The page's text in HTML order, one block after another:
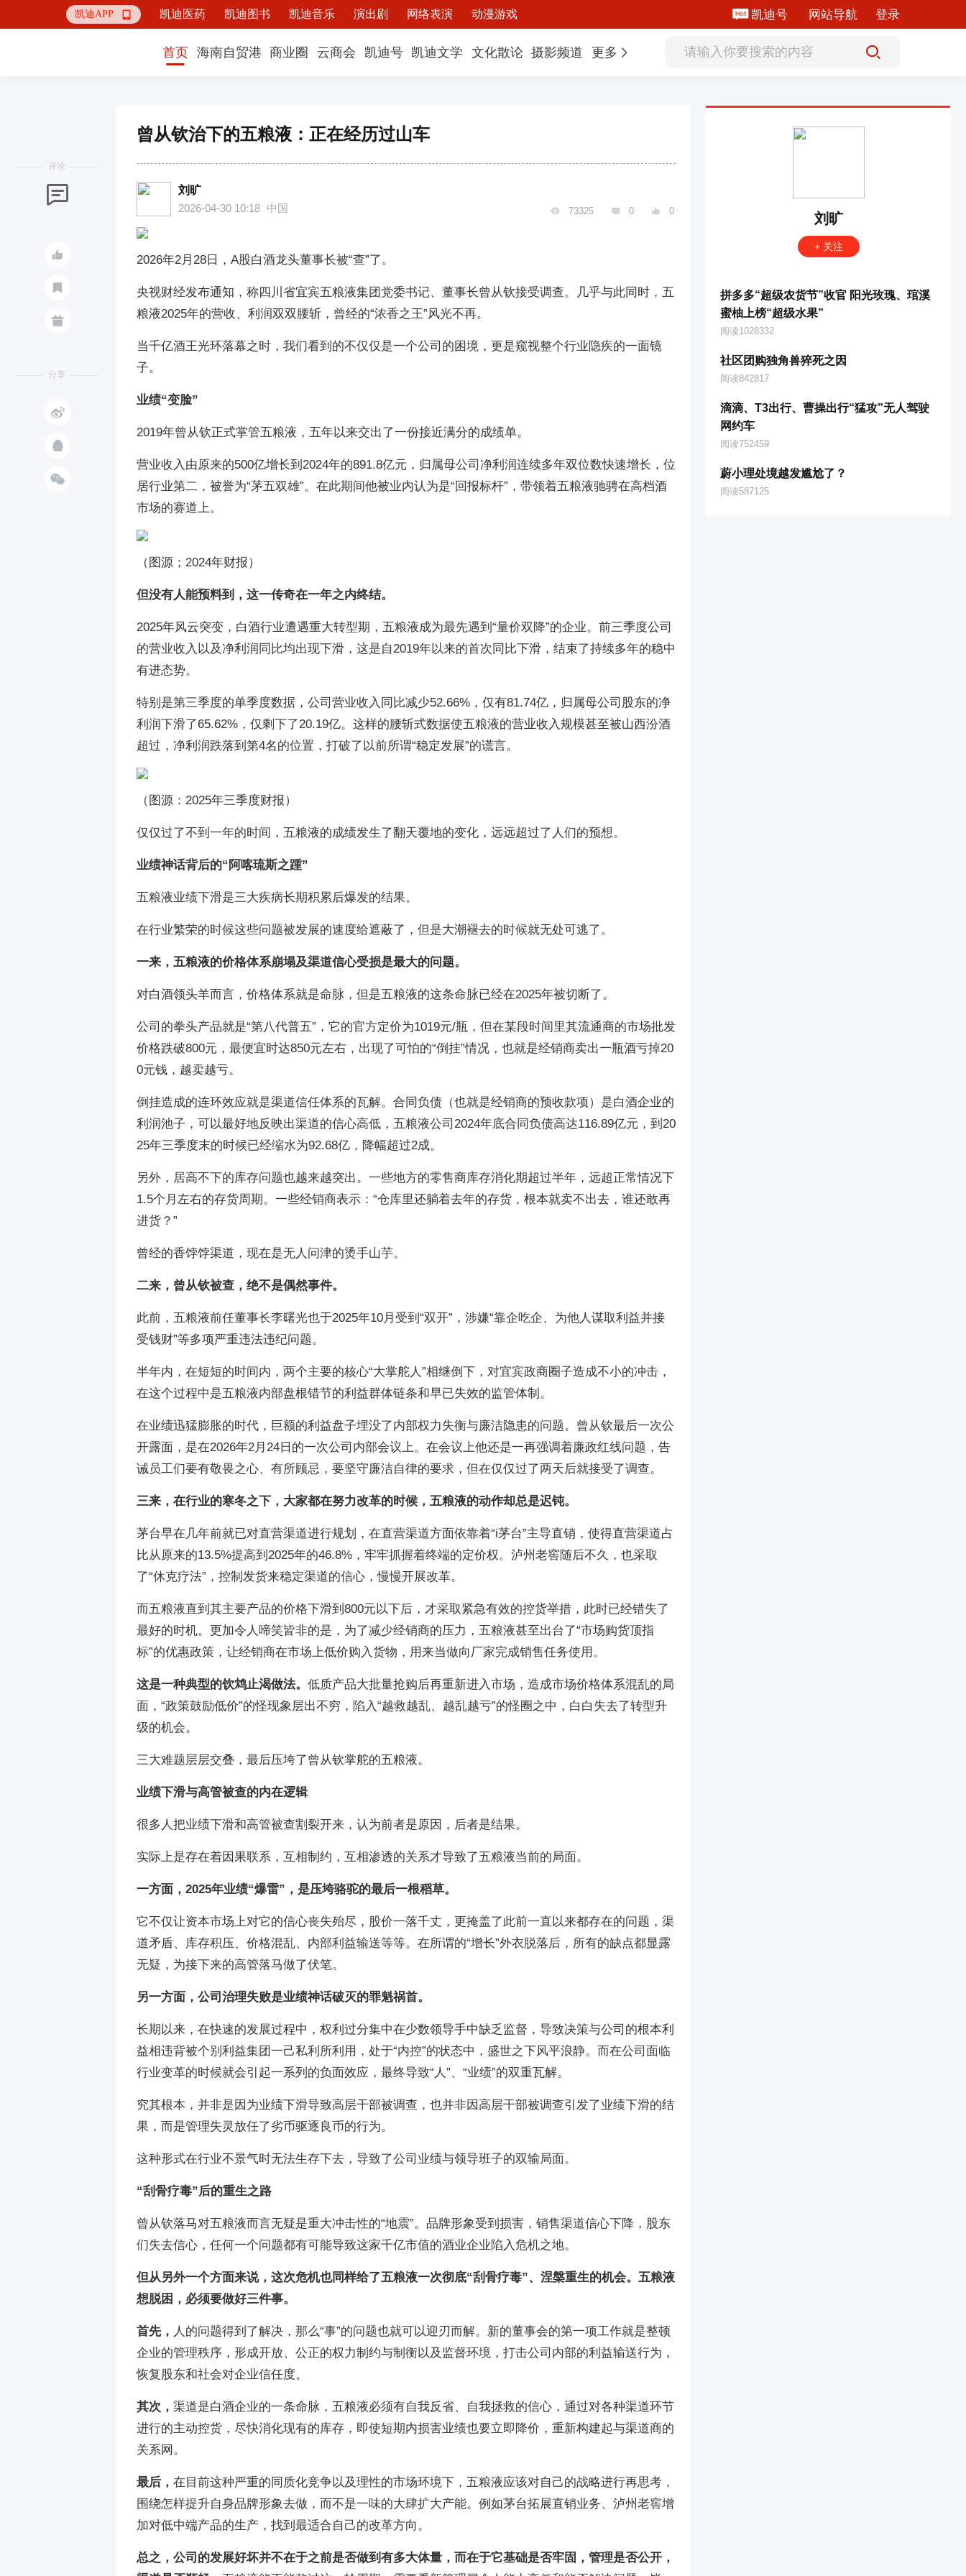
凯迪APP  凯迪医药 凯迪图书 凯迪音乐 演出剧 网络表演 动漫游戏 凯迪号 网站导航 登录
首页 海南自贸港 商业圈 云商会 凯迪号 凯迪文学 文化散论 摄影频道 更多
评论



分享



曾从钦治下的五粮液：正在经历过山车
刘旷
2026-04-30 10:18 中国  73325  0  0
2026年2月28日，A股白酒龙头董事长被“查”了。
央视财经发布通知，称四川省宜宾五粮液集团党委书记、董事长曾从钦接受调查。几乎与此同时，五
粮液2025年的营收、利润双双腰斩，曾经的“浓香之王”风光不再。
当千亿酒王光环落幕之时，我们看到的不仅仅是一个公司的困境，更是窥视整个行业隐疾的一面镜
子。
业绩“变脸”
2019年曾从钦正式掌管五粮液，五年以来交出了一份接近满分的成绩单。
营业收入由原来的500亿增长到2024年的891.8亿元，归属母公司净利润连续多年双位数快速增长，位
居行业第二，被誉为“茅五双雄”。在此期间他被业内认为是“回报标杆”，带领着五粮液驰骋在高档酒
市场的赛道上。
（图源；2024年财报）
但没有人能预料到，这一传奇在一年之内终结。
2025年风云突变，白酒行业遭遇重大转型期，五粮液成为最先遇到“量价双降”的企业。前三季度公司
的营业收入以及净利润同比均出现下滑，这是自2019年以来的首次同比下滑，结束了持续多年的稳中
有进态势。
特别是第三季度的单季度数据，公司营业收入同比减少52.66%，仅有81.74亿，归属母公司股东的净
利润下滑了65.62%，仅剩下了20.19亿。这样的腰斩式数据使五粮液的营业收入规模甚至被山西汾酒
超过，净利润跌落到第4名的位置，打破了以前所谓“稳定发展”的谎言。
（图源：2025年三季度财报）
仅仅过了不到一年的时间，五粮液的成绩发生了翻天覆地的变化，远远超过了人们的预想。
业绩神话背后的“阿喀琉斯之踵”
五粮液业绩下滑是三大疾病长期积累后爆发的结果。
在行业繁荣的时候这些问题被发展的速度给遮蔽了，但是大潮褪去的时候就无处可逃了。
一来，五粮液的价格体系崩塌及渠道信心受损是最大的问题。
对白酒领头羊而言，价格体系就是命脉，但是五粮液的这条命脉已经在2025年被切断了。
公司的拳头产品就是“第八代普五”，它的官方定价为1019元/瓶，但在某段时间里其流通商的市场批发
价格跌破800元，最便宜时达850元左右，出现了可怕的“倒挂”情况，也就是经销商卖出一瓶酒亏掉20
0元钱，越卖越亏。
倒挂造成的连环效应就是渠道信任体系的瓦解。合同负债（也就是经销商的预收款项）是白酒企业的
利润池子，可以最好地反映出渠道的信心高低，五粮液公司2024年底合同负债高达116.89亿元，到20
25年三季度末的时候已经缩水为92.68亿，降幅超过2成。
另外，居高不下的库存问题也越来越突出。一些地方的零售商库存消化期超过半年，远超正常情况下
1.5个月左右的存货周期。一些经销商表示：“仓库里还躺着去年的存货，根本就卖不出去，谁还敢再
进货？”
曾经的香饽饽渠道，现在是无人问津的烫手山芋。
二来，曾从钦被查，绝不是偶然事件。
此前，五粮液前任董事长李曙光也于2025年10月受到“双开”，涉嫌“靠企吃企、为他人谋取利益并接
受钱财”等多项严重违法违纪问题。
半年内，在短短的时间内，两个主要的核心“大掌舵人”相继倒下，对宜宾政商圈子造成不小的冲击，
在这个过程中是五粮液内部盘根错节的利益群体链条和早已失效的监管体制。
在业绩迅猛膨胀的时代，巨额的利益盘子埋没了内部权力失衡与廉洁隐患的问题。曾从钦最后一次公
开露面，是在2026年2月24日的一次公司内部会议上。在会议上他还是一再强调着廉政红线问题，告
诫员工们要有敬畏之心、有所顾忌，要坚守廉洁自律的要求，但在仅仅过了两天后就接受了调查。
三来，在行业的寒冬之下，大家都在努力改革的时候，五粮液的动作却总是迟钝。
茅台早在几年前就已对直营渠道进行规划，在直营渠道方面依靠着“i茅台”主导直销，使得直营渠道占
比从原来的13.5%提高到2025年的46.8%，牢牢抓握着终端的定价权。泸州老窖随后不久，也采取
了“休克疗法”，控制发货来稳定渠道的信心，慢慢开展改革。
而五粮液直到其主要产品的价格下滑到800元以下后，才采取紧急有效的控货举措，此时已经错失了
最好的时机。更加令人啼笑皆非的是，为了减少经销商的压力，五粮液甚至出台了“市场购货顶指
标”的优惠政策，让经销商在市场上低价购入货物，用来当做向厂家完成销售任务使用。
这是一种典型的饮鸩止渴做法。 低质产品大批量抢购后再重新进入市场，造成市场价格体系混乱的局
面，“政策鼓励低价”的怪现象层出不穷，陷入“越救越乱、越乱越亏”的怪圈之中，白白失去了转型升
级的机会。
三大难题层层交叠，最后压垮了曾从钦掌舵的五粮液。
业绩下滑与高管被查的内在逻辑
很多人把业绩下滑和高管被查割裂开来，认为前者是原因，后者是结果。
实际上是存在着因果联系，互相制约，互相渗透的关系才导致了五粮液当前的局面。
一方面，2025年业绩“爆雷”，是压垮骆驼的最后一根稻草。
它不仅让资本市场上对它的信心丧失殆尽，股价一落千丈，更掩盖了此前一直以来都存在的问题，渠
道矛盾、库存积压、价格混乱、内部利益输送等等。在所谓的“增长”外衣脱落后，所有的缺点都显露
无疑，为接下来的高管落马做了伏笔。
另一方面，公司治理失败是业绩神话破灭的罪魁祸首。
长期以来，在快速的发展过程中，权利过分集中在少数领导手中缺乏监督，导致决策与公司的根本利
益相违背被个别利益集团一己私利所利用，处于“内控”的状态中，盛世之下风平浪静。而在公司面临
行业变革的时候就会引起一系列的负面效应，最终导致“人”、“业绩”的双重瓦解。
究其根本，并非是因为业绩下滑导致高层干部被调查，也并非因高层干部被调查引发了业绩下滑的结
果，而是管理失灵放任了劣币驱逐良币的行为。
这种形式在行业不景气时无法生存下去，导致了公司业绩与领导班子的双输局面。
“刮骨疗毒”后的重生之路
曾从钦落马对五粮液而言无疑是重大冲击性的“地震”。品牌形象受到损害，销售渠道信心下降，股东
们失去信心，任何一个问题都有可能导致这家千亿市值的酒业企业陷入危机之地。
但从另外一个方面来说，这次危机也同样给了五粮液一次彻底“刮骨疗毒”、涅槃重生的机会。五粮液
想脱困，必须要做好三件事。
首先， 人的问题得到了解决，那么“事”的问题也就可以迎刃而解。新的董事会的第一项工作就是整顿
企业的管理秩序，形成开放、公正的权力制约与制衡以及监督环境，打击公司内部的利益输送行为，
恢复股东和社会对企业信任度。
其次， 渠道是白酒企业的一条命脉，五粮液必须有自我反省、自我拯救的信心，通过对各种渠道环节
进行的主动控货，尽快消化现有的库存，即使短期内损害业绩也要立即降价，重新构建起与渠道商的
关系网。
最后， 在目前这种严重的同质化竞争以及理性的市场环境下，五粮液应该对自己的战略进行再思考，
围绕怎样提升自身品牌形象去做，而不是一味的大肆扩大产能。例如茅台拓展直销业务、泸州老窖增
加对低中端产品的生产，找到最适合自己的改革方向。
总之，公司的发展好坏并不在于之前是否做到有多大体量，而在于它基础是否牢固，管理是否公开，
刘旷
+ 关注
拼多多“超级农货节”收官 阳光玫瑰、琯溪
蜜柚上榜“超级水果”
阅读1028332
社区团购独角兽猝死之因
阅读842817
滴滴、T3出行、曹操出行“猛攻”无人驾驶
网约车
阅读752459
蔚小理处境越发尴尬了？
阅读587125